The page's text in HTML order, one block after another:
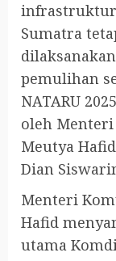
infrastruktur
Sumatra
pemulihan
NATARU
oleh
Meutya
Dian
Menteri
Hafid
utama